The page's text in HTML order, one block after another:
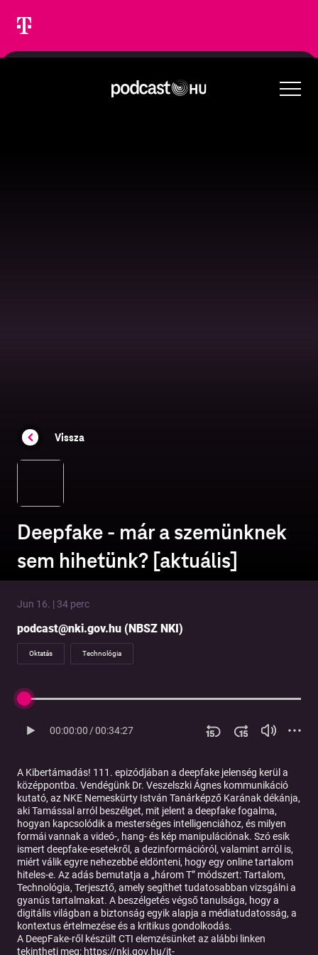
Vissza
Deepfake - már a szemünknek
sem hihetünk? [aktuális]
Jun 16. | 34 perc
podcast@nki.gov.hu (NBSZ NKI)
Oktatás Technológia
00:00:00/00:34:27
A Kibertámadás! 111. epizódjában a deepfake jelenség kerül a
középpontba. Vendégünk Dr. Veszelszki Ágnes kommunikáció
kutató, az NKE Nemeskürty István Tanárképző Karának dékánja,
aki Tamással arról beszélget, mit jelent a deepfake fogalma,
hogyan kapcsolódik a mesterséges intelligenciához, és milyen
formái vannak a videó-, hang- és kép manipulációnak. Szó esik
ismert deepfake-esetekről, a dezinformációról, valamint arról is,
miért válik egyre nehezebbé eldönteni, hogy egy online tartalom
hiteles-e. Az adás bemutatja a „három T” módszert: Tartalom,
Technológia, Terjesztő, amely segíthet tudatosabban vizsgálni a
gyanús tartalmakat. A beszélgetés végső tanulsága, hogy a
digitális világban a biztonság egyik alapja a médiatudatosság, a
kontextus értelmezése és a kritikus gondolkodás.
A DeepFake-ről készült CTI elemzésünket az alábbi linken
tekintheti meg: https://nki.gov.hu/it-